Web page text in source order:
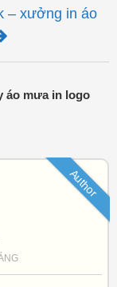
– xưởng in áo
áo mưa in logo
Author